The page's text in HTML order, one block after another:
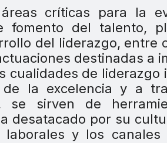
críticas para la
fomento del talento,
del liderazgo, entre
destinadas a
cualidades de liderazgo
la excelencia y a
se sirven de
desatacado por su
y los canales